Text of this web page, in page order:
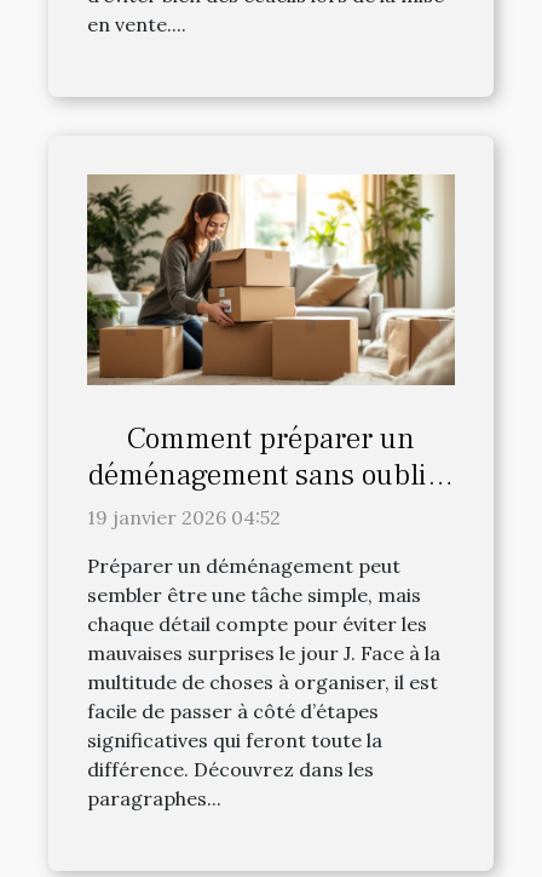
en vente....
Comment préparer un
déménagement sans oublier
les détails cruciaux ?
19 janvier 2026 04:52
Préparer un déménagement peut
sembler être une tâche simple, mais
chaque détail compte pour éviter les
mauvaises surprises le jour J. Face à la
multitude de choses à organiser, il est
facile de passer à côté d’étapes
significatives qui feront toute la
différence. Découvrez dans les
paragraphes...